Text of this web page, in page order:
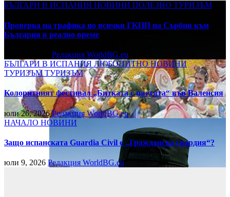
БЪЛГАРИ В ИСПАНИЯ НОВИНИ ПОЛЕЗНО ТУРИЗЪМ
Проверка на трафика по всички ГКПП на Сърбия към
България в реално време
Редакция WorldBG.eu
БЪЛГАРИ В ИСПАНИЯ ЛЮБОПИТНОНОВИНИ
ТУРИЗЪМТУРИЗЪМ
Колоритният фестивал „Битката с цветята“ във Валенсия
юли 26, 2026Редакция WorldBG.eu
НАЧАЛО НОВИНИ
Защо испанската Guardia Civil е „Гражданска гвардия“?
юли 9, 2026 Редакция WorldBG.eu